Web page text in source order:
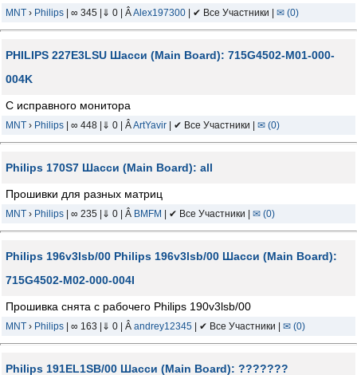
MNT › Philips | ∞ 345 |⇓ 0 | ÂAlex197300 | ✔ Все Участники | ✉ (0)
PHILIPS 227E3LSU Шасси (Main Board): 715G4502-M01-000-
004K
С исправного монитора
MNT › Philips | ∞ 448 |⇓ 0 | ÂArtYavir | ✔ Все Участники | ✉ (0)
Philips 170S7 Шасси (Main Board): all
Прошивки для разных матриц
MNT › Philips | ∞ 235 |⇓ 0 | Â BMFM | ✔ Все Участники | ✉ (0)
Philips 196v3lsb/00 Philips 196v3lsb/00 Шасси (Main Board):
715G4502-M02-000-004I
Прошивка снята с рабочего Philips 190v3lsb/00
MNT › Philips | ∞ 163 |⇓ 0 | Â andrey12345 | ✔ Все Участники | ✉ (0)
Philips 191EL1SB/00 Шасси (Main Board): ???????